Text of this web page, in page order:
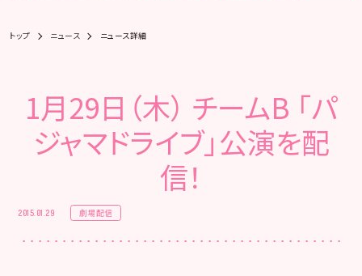
トップ ニュース ニュース詳細
1月29日（木） チームB 「パ
ジャマドライブ」公演を配
信！
2015.01.29 劇場配信